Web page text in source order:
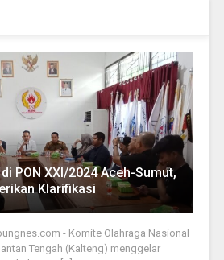
PON XXI/2024 Aceh-Sumut,
Klarifikasi
- Komite Olahraga Nasional
Tengah (Kalteng) menggelar